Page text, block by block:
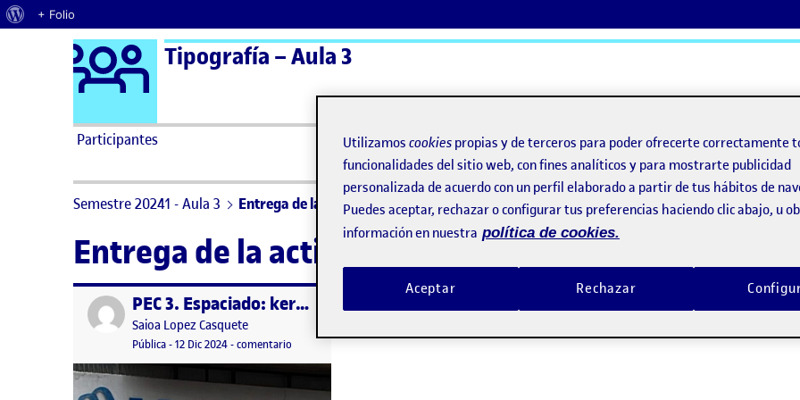
Acerca de WordPress
+ Folio
Saltar al contenido Logo Ágora
Tipografía – Aula 3
Participantes ActiFolios
Semestre 20241 - Aula 3 Entrega de la actividad P3. Espaciado: kerning i tracking
Entrega de la actividad P3. Espaciado: kerning i
Publicado por PEC 3. Espaciado: kerning y tracking
Publicado por
Saioa Lopez Casquete
Visibilidad:
Pública-Fecha de publicación
12 Dic 202412 diciembre, 2024 11:43 pm
-comentario en PEC 3. Espaciado: kerning y tracking
Utilizamos cookies propias y de terceros para poder ofrecerte correctamente
funcionalidades del sitio web, con fines analíticos y para mostrarte publicidad
personalizada de acuerdo con un perfil elaborado a partir de tus hábitos de
Puedes aceptar, rechazar o configurar tus preferencias haciendo clic abajo, u
información en nuestra política de cookies.
Rechazar
Aceptar